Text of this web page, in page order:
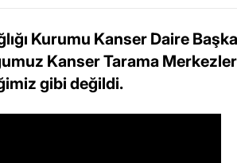
Kurumu Kanser Daire
Kanser Tarama
gibi değildi.